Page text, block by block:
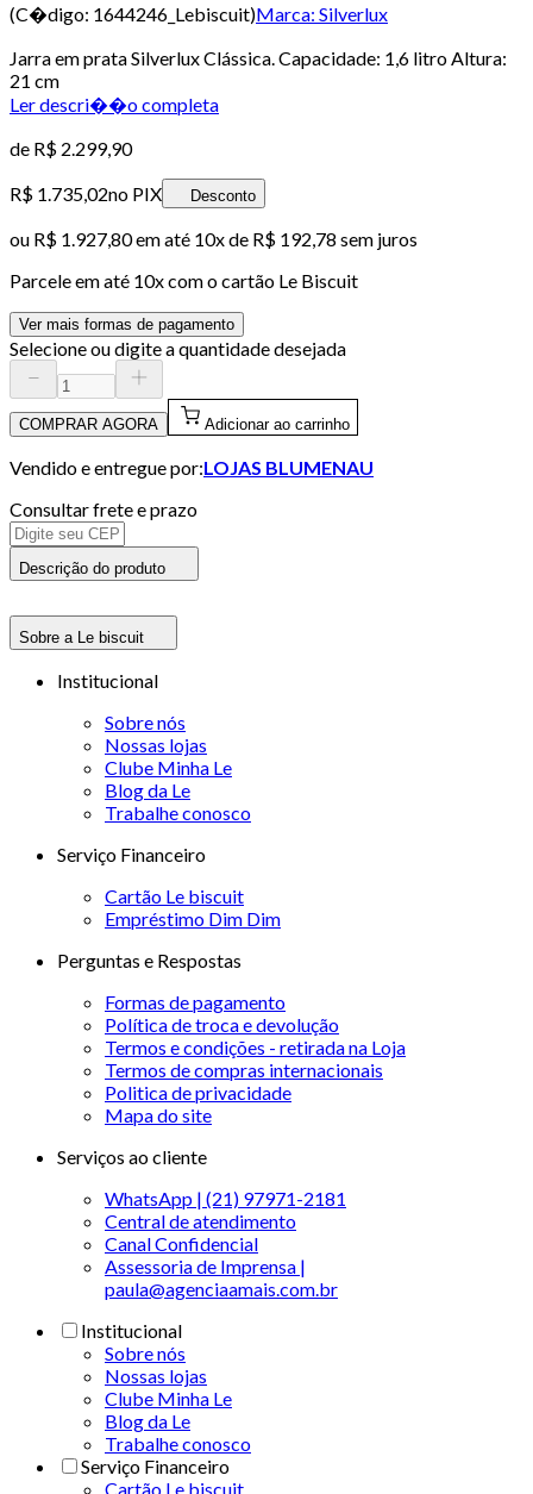
(C�digo: 1644246_Lebiscuit)Marca: Silverlux
Jarra em prata Silverlux Clássica. Capacidade: 1,6 litro Altura:
21 cm
Ler descri��o completa
de R$ 2.299,90
R$ 1.735,02no PIX Desconto
ou R$ 1.927,80em até 10x de R$ 192,78 sem juros
Parcele em até 10x com o cartão Le Biscuit
Ver mais formas de pagamento
Selecione ou digite a quantidade desejada
COMPRAR AGORA Adicionar ao carrinho
Vendido e entregue por:LOJAS BLUMENAU
Consultar frete e prazo
Descrição do produto
Sobre a Le biscuit
Institucional
Sobre nós
Nossas lojas
Clube Minha Le
Blog da Le
Trabalhe conosco
Serviço Financeiro
Cartão Le biscuit
Empréstimo Dim Dim
Perguntas e Respostas
Formas de pagamento
Política de troca e devolução
Termos e condições - retirada na Loja
Termos de compras internacionais
Politica de privacidade
Mapa do site
Serviços ao cliente
WhatsApp | (21) 97971-2181
Central de atendimento
Canal Confidencial
Assessoria de Imprensa |
paula@agenciaamais.com.br
Institucional
Sobre nós
Nossas lojas
Clube Minha Le
Blog da Le
Trabalhe conosco
Serviço Financeiro
Cartão Le biscuit